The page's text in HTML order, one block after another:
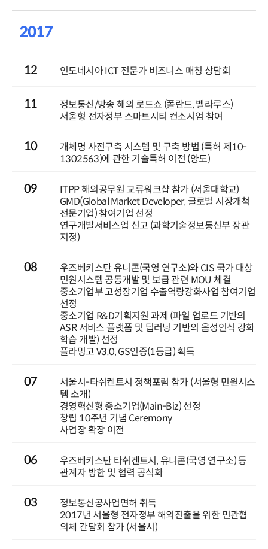
2017
12 인도네시아 ICT 전문가 비즈니스 매칭 상담회
11
정보통신/방송 해외 로드쇼 (폴란드, 벨라루스)
서울형 전자정부 스마트시티 컨소시엄 참여
10
개체명 사전구축 시스템 및 구축 방법 (특허 제10-
1302563)에 관한 기술특허 이전 (양도)
09
ITPP 해외공무원 교류워크샵 참가 (서울대학교)
GMD(Global Market Developer, 글로벌 시장개척
전문기업) 참여기업 선정
연구개발서비스업 신고 (과학기술정보통신부 장관
지정)
08
우즈베키스탄 유니콘(국영 연구소)와 CIS 국가 대상
민원시스템 공동개발 및 보급 관련 MOU 체결
중소기업부 고성장기업 수출역량강화사업 참여기업
선정
중소기업 R&D기획지원 과제 (파일 업로드 기반의
ASR 서비스 플랫폼 및 딥러닝 기반의 음성인식 강화
학습 개발) 선정
플라밍고 V3.0, GS인증(1등급) 획득
07
서울시-타쉬켄트시 정책포럼 참가 (서울형 민원시스
템 소개)
경영혁신형 중소기업(Main-Biz) 선정
창립 10주년 기념 Ceremony
사업장 확장 이전
06
우즈베키스탄 타쉬켄트시, 유니콘(국영 연구소) 등
관계자 방한 및 협력 공식화
03
정보통신공사업면허 취득
2017년 서울형 전자정부 해외진출을 위한 민관협
의체 간담회 참가 (서울시)